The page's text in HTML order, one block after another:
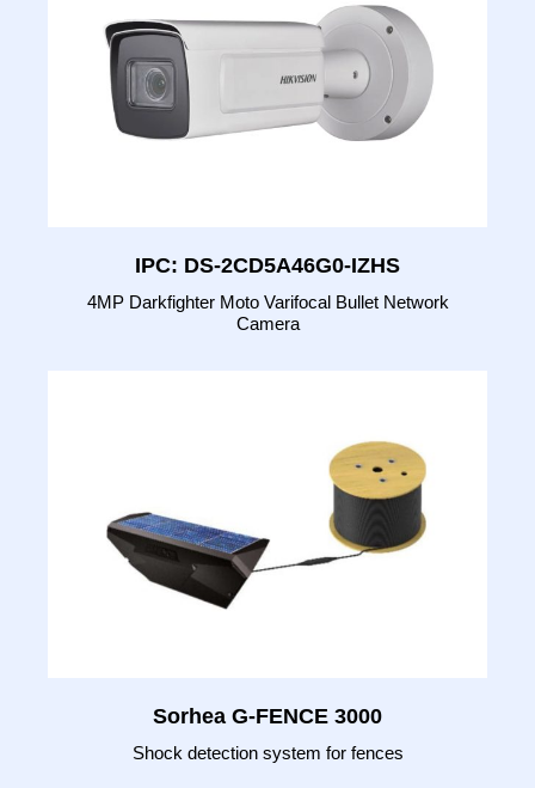
IPC: DS-2CD5A46G0-IZHS
4MP Darkfighter Moto Varifocal Bullet Network
Camera
Sorhea G-FENCE 3000
Shock detection system for fences